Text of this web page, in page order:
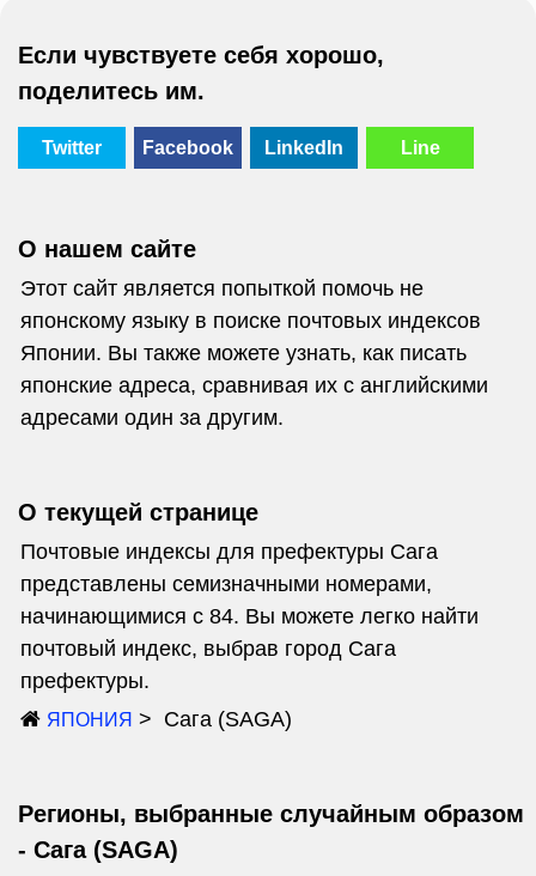
Если чувствуете себя хорошо,
поделитесь им.
Twitter Facebook LinkedIn Line
О нашем сайте
Этот сайт является попыткой помочь не
японскому языку в поиске почтовых индексов
Японии. Вы также можете узнать, как писать
японские адреса, сравнивая их с английскими
адресами один за другим.
О текущей странице
Почтовые индексы для префектуры Сага
представлены семизначными номерами,
начинающимися с 84. Вы можете легко найти
почтовый индекс, выбрав город Сага
префектуры.
ЯПОНИЯ Сага (SAGA)
Регионы, выбранные случайным образом
- Сага (SAGA)